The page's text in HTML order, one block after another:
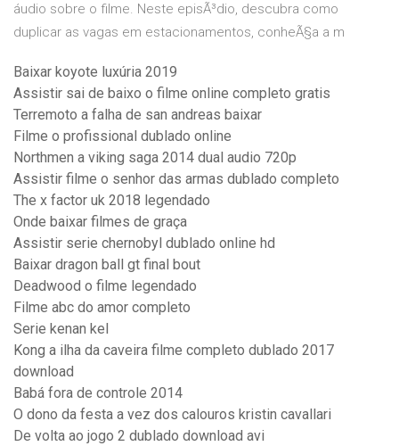
áudio sobre o filme. Neste episÃ³dio, descubra como
duplicar as vagas em estacionamentos, conheÃ§a a m
Baixar koyote luxúria 2019
Assistir sai de baixo o filme online completo gratis
Terremoto a falha de san andreas baixar
Filme o profissional dublado online
Northmen a viking saga 2014 dual audio 720p
Assistir filme o senhor das armas dublado completo
The x factor uk 2018 legendado
Onde baixar filmes de graça
Assistir serie chernobyl dublado online hd
Baixar dragon ball gt final bout
Deadwood o filme legendado
Filme abc do amor completo
Serie kenan kel
Kong a ilha da caveira filme completo dublado 2017
download
Babá fora de controle 2014
O dono da festa a vez dos calouros kristin cavallari
De volta ao jogo 2 dublado download avi